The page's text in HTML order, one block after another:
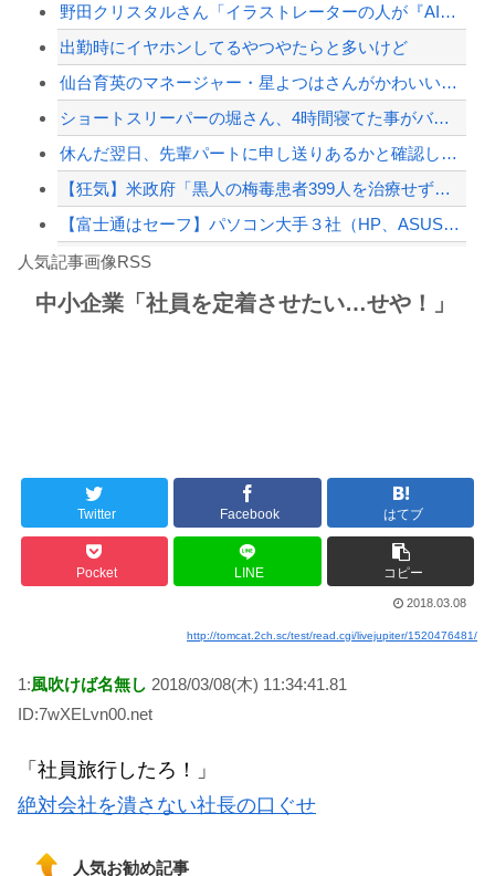
【悲報】専門家「日本車はダサい、見てて恥ずかしい」
【配信者】「金バエ」のSNS更新が1週間途絶え、様々な憶測が飛び交う。1週間ぶり...
Powered by livedoor 相互RSS
野田クリスタルさん「イラストレーターの人が『AIに仕事を奪われる』って言ってるけ...
出勤時にイヤホンしてるやつやたらと多いけど
仙台育英のマネージャー・星よつはさんがかわいいと話題に ウィンク動画や画像などが...
ショートスリーパーの堀さん、4時間寝てた事がバレる
休んだ翌日、先輩パートに申し送りあるかと確認したらいきなりキレられた。このパート...
【狂気】米政府「黒人の梅毒患者399人を治療せず放置したらどうなるか見たろ！」→...
【富士通はセーフ】パソコン大手３社（HP、ASUS、Acer） 中国製メモリーの...
白石「あ、あきら様……？」あきら「……白石」
Powered by livedoor 相互RSS
人気記事画像RSS
中小企業「社員を定着させたい…せや！」
Twitter Facebook はてブ
Pocket LINE コピー
2018.03.08
http://tomcat.2ch.sc/test/read.cgi/livejupiter/1520476481/
1:風吹けば名無し 2018/03/08(木) 11:34:41.81
ID:7wXELvn00.net
「社員旅行したろ！」
絶対会社を潰さない社長の口ぐせ
人気お勧め記事